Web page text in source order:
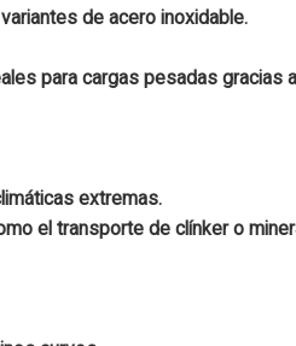
de acero inoxidable.
para cargas pesadas gracias
extremas.
el transporte de clínker o